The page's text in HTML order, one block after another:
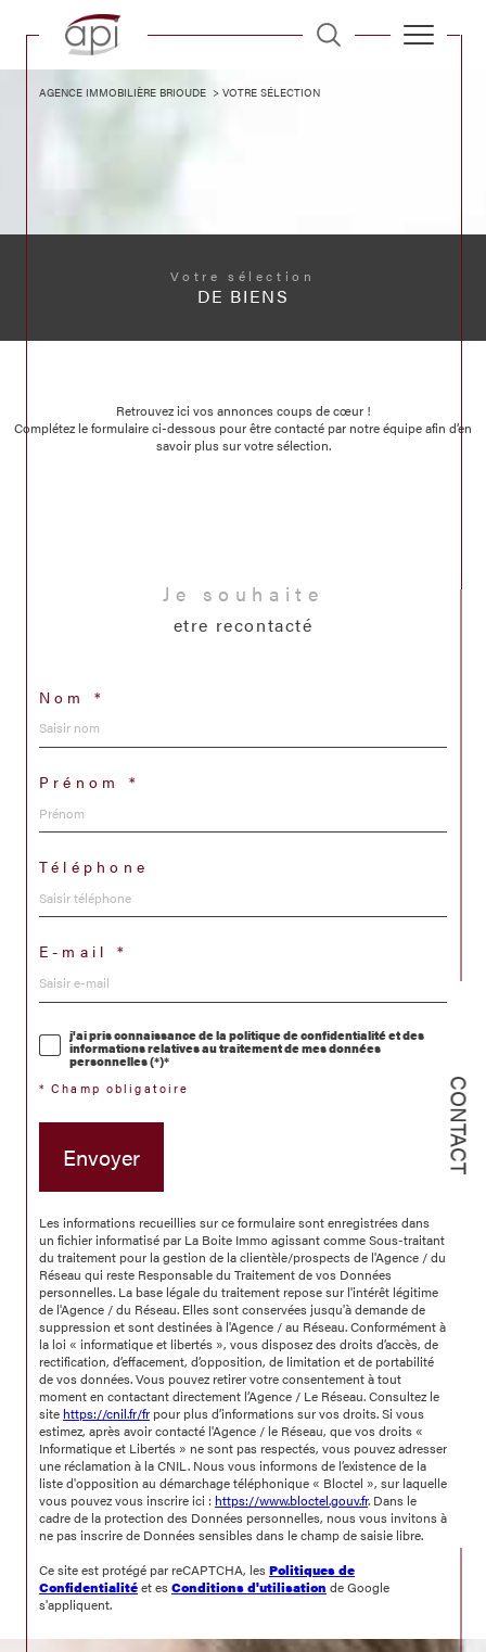
CONTACT
AGENCE IMMOBILIÈRE BRIOUDE VOTRE SÉLECTION
Votre sélection
DE BIENS
Retrouvez ici vos annonces coups de cœur !
Complétez le formulaire ci-dessous pour être contacté par notre équipe afin d’en
savoir plus sur votre sélection.
Je souhaite
etre recontacté
Nom *
Prénom *
Téléphone
E-mail *
j'ai pris connaissance de la politique de confidentialité et des
informations relatives au traitement de mes données
personnelles (*)*
* Champ obligatoire
Envoyer
Les informations recueillies sur ce formulaire sont enregistrées dans
un fichier informatisé par La Boite Immo agissant comme Sous-traitant
du traitement pour la gestion de la clientèle/prospects de l'Agence / du
Réseau qui reste Responsable du Traitement de vos Données
personnelles. La base légale du traitement repose sur l'intérêt légitime
de l'Agence / du Réseau. Elles sont conservées jusqu'à demande de
suppression et sont destinées à l'Agence / au Réseau. Conformément à
la loi « informatique et libertés », vous disposez des droits d’accès, de
rectification, d’effacement, d’opposition, de limitation et de portabilité
de vos données. Vous pouvez retirer votre consentement à tout
moment en contactant directement l’Agence / Le Réseau. Consultez le
sitehttps://cnil.fr/fr pour plus d’informations sur vos droits. Si vous
estimez, après avoir contacté l'Agence / le Réseau, que vos droits «
Informatique et Libertés » ne sont pas respectés, vous pouvez adresser
une réclamation à la CNIL. Nous vous informons de l’existence de la
liste d'opposition au démarchage téléphonique « Bloctel », sur laquelle
vous pouvez vous inscrire ici : https://www.bloctel.gouv.fr. Dans le
cadre de la protection des Données personnelles, nous vous invitons à
ne pas inscrire de Données sensibles dans le champ de saisie libre.
Ce site est protégé par reCAPTCHA, lesPolitiques de
Confidentialitéet esConditions d'utilisation de Google
s'appliquent.